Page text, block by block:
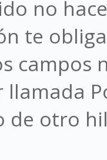
no
te
campos
llamada
de otro